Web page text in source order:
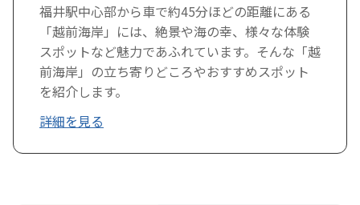
福井駅中心部から車で約45分ほどの距離にある
「越前海岸」には、絶景や海の幸、様々な体験
スポットなど魅力であふれています。そんな「越
前海岸」の立ち寄りどころやおすすめスポット
を紹介します。
詳細を見る